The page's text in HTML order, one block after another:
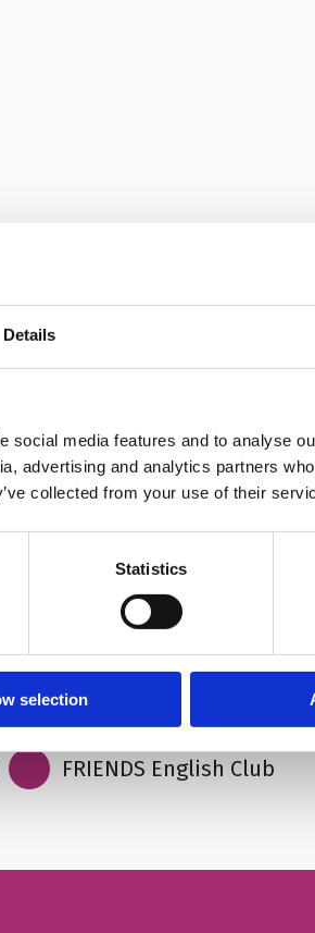
Details
social media features and to analyse
advertising and analytics partners
collected from your use of their
Statistics
selection
Не понравилась
FRIENDS English Club